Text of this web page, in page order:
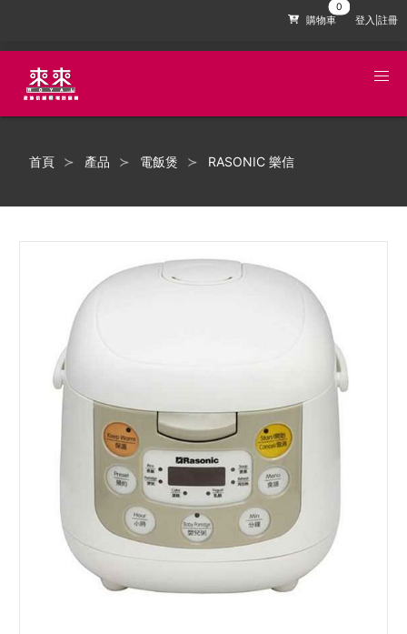
購物車 登入|註冊
首頁 產品 電飯煲 RASONIC 樂信